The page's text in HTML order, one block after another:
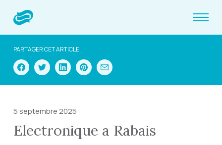
PARTAGER CET ARTICLE
5 septembre 2025
Electronique a Rabais